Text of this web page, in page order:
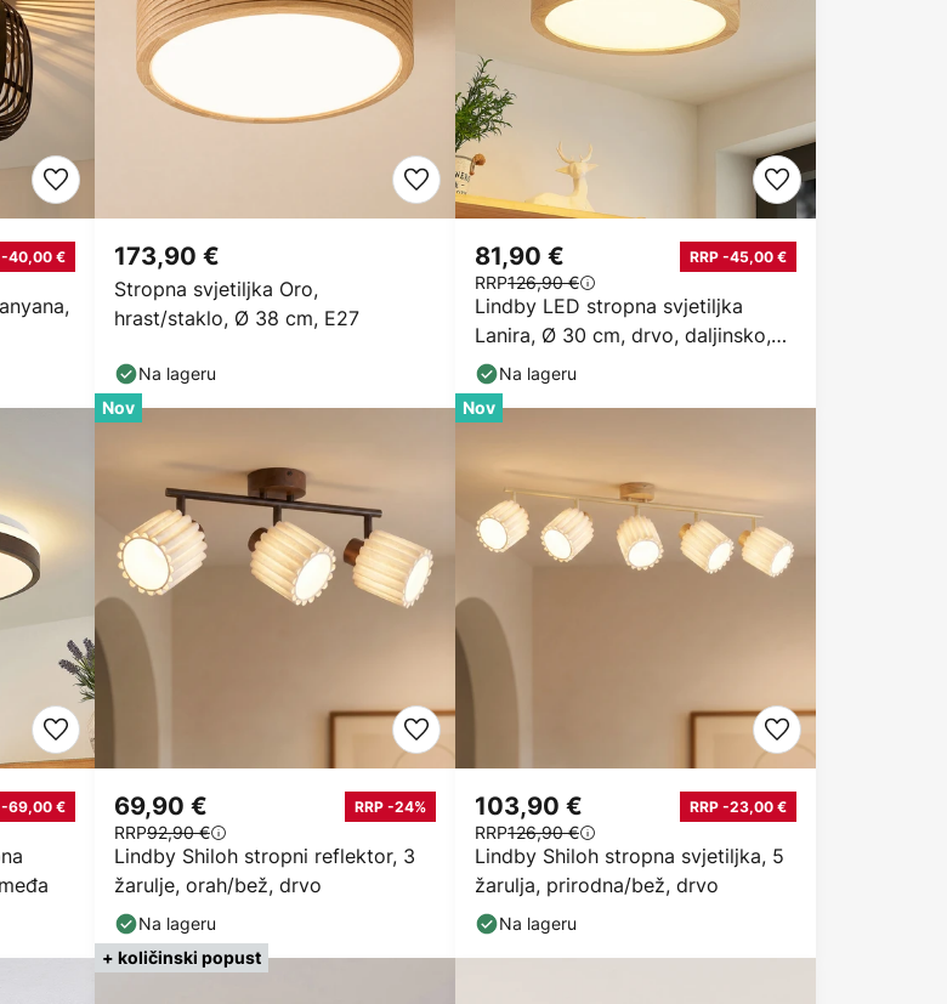
-40,00 €
Stropna svjetiljka Oro,
hrast/staklo, Ø 38 cm, E27
173,90 €
Na lageru
Lindby LED stropna svjetiljka
Lanira, Ø 30 cm, drvo, daljinsko,
CCT
81,90 € RRP -45,00 €
RRP126,90 €
Na lageru
-69,00 €
Nov
Lindby Shiloh stropni reflektor, 3
žarulje, orah/bež, drvo
69,90 € RRP -24%
RRP92,90 €
Na lageru
Nov
Lindby Shiloh stropna svjetiljka, 5
žarulja, prirodna/bež, drvo
103,90 € RRP -23,00 €
RRP126,90 €
Na lageru
+ količinski popust